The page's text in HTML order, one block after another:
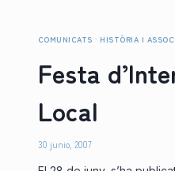
COMUNICATS · HISTÒRIA I
Festa
Local
30 junio, 2007